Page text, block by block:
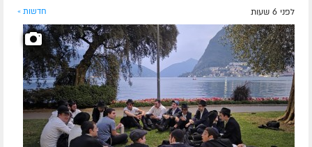
לפני 6 שעות חדשות »